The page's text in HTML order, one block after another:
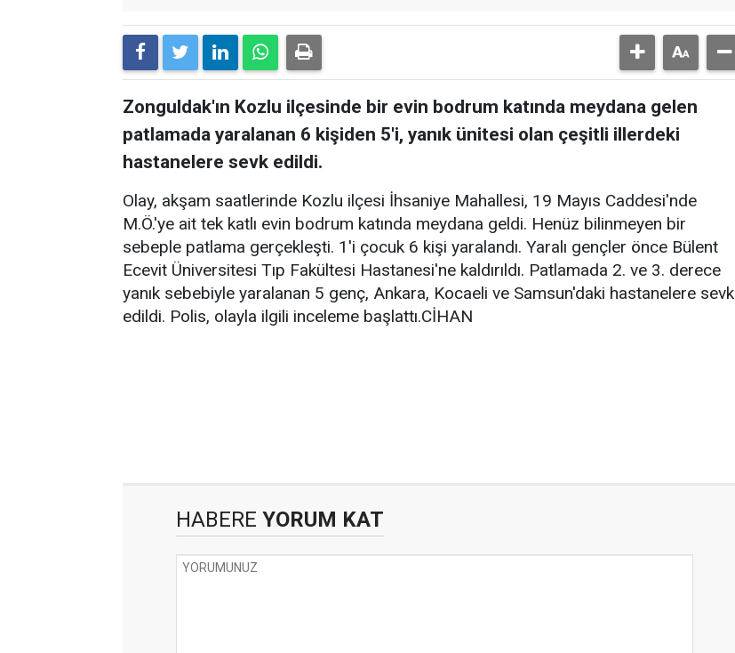
Zonguldak'ın Kozlu ilçesinde bir evin bodrum katında meydana gelen
patlamada yaralanan 6 kişiden 5'i, yanık ünitesi olan çeşitli illerdeki
hastanelere sevk edildi.
Olay, akşam saatlerinde Kozlu ilçesi İhsaniye Mahallesi, 19 Mayıs Caddesi'nde
M.Ö.'ye ait tek katlı evin bodrum katında meydana geldi. Henüz bilinmeyen bir
sebeple patlama gerçekleşti. 1'i çocuk 6 kişi yaralandı. Yaralı gençler önce Bülent
Ecevit Üniversitesi Tıp Fakültesi Hastanesi'ne kaldırıldı. Patlamada 2. ve 3. derece
yanık sebebiyle yaralanan 5 genç, Ankara, Kocaeli ve Samsun'daki hastanelere sevk
edildi. Polis, olayla ilgili inceleme başlattı.CİHAN
HABERE YORUM KAT